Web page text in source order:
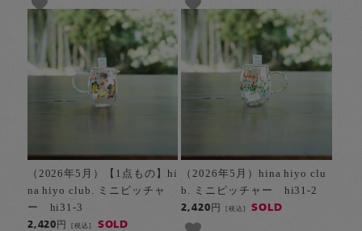
（2026年5月）【1点もの】hi
na hiyo club. ミニピッチャ
ー hi31-3
2,420円[税込] SOLD
（2026年5月）hina hiyo clu
b. ミニピッチャー hi31-2
2,420円 [税込] SOLD